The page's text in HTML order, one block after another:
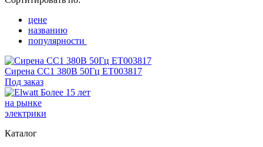
цене
названию
популярности
Сирена СС1 380В 50Гц ET003817
Под заказ
Более 15 лет
на рынке
электрики
Каталог